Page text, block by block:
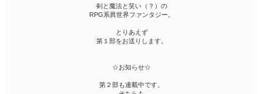
剣と魔法と笑い（？）の
RPG系異世界ファンタジー。
とりあえず
第１部をお送りします。
☆お知らせ☆
第２部も連載中です。